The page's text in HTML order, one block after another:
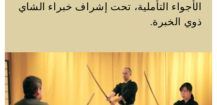
الأجواء التأملية، تحت إشراف خبراء الشاي
ذوي الخبرة.